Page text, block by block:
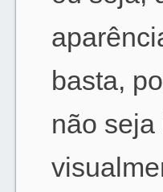
basta,
não